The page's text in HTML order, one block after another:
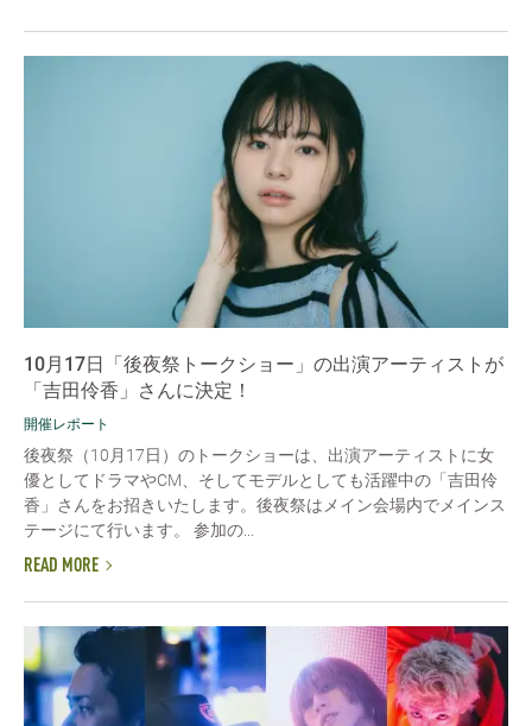
10月17日「後夜祭トークショー」の出演アーティストが
「吉田伶香」さんに決定！
開催レポート
後夜祭（10月17日）のトークショーは、出演アーティストに女
優としてドラマやCM、そしてモデルとしても活躍中の「吉田伶
香」さんをお招きいたします。後夜祭はメイン会場内でメインス
テージにて行います。 参加の...
READ MORE